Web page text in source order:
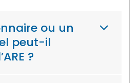
ou un
peut-il
?